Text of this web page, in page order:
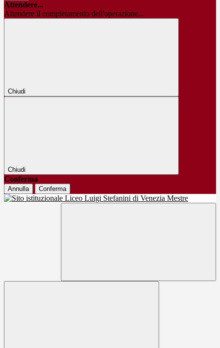
Attendere...
Attendere il completamento dell'operazione...
Chiudi
Chiudi
Conferma
Annulla Conferma